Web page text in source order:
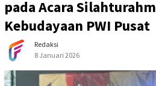
pada Acara
Kebudayaan PWI Pusat
Redaksi
8 Januari 2026